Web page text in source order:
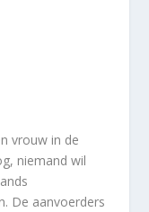
vrouw in de
niemand wil
De aanvoerders